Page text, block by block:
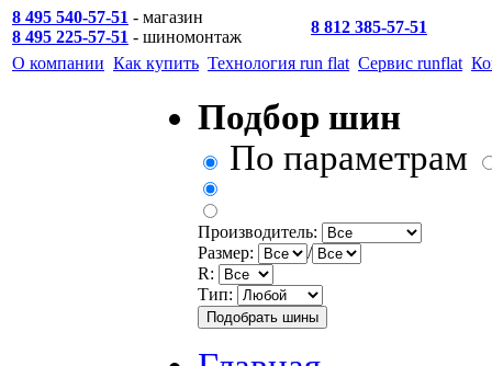
8 495 540-57-51 - магазин
8 495 225-57-51 - шиномонтаж
8 812 385-57-51
О компании Как купить Технология run flat Сервис runflat
Подбор шин
По параметрам
Производитель:
Размер:
/
R:
Тип: